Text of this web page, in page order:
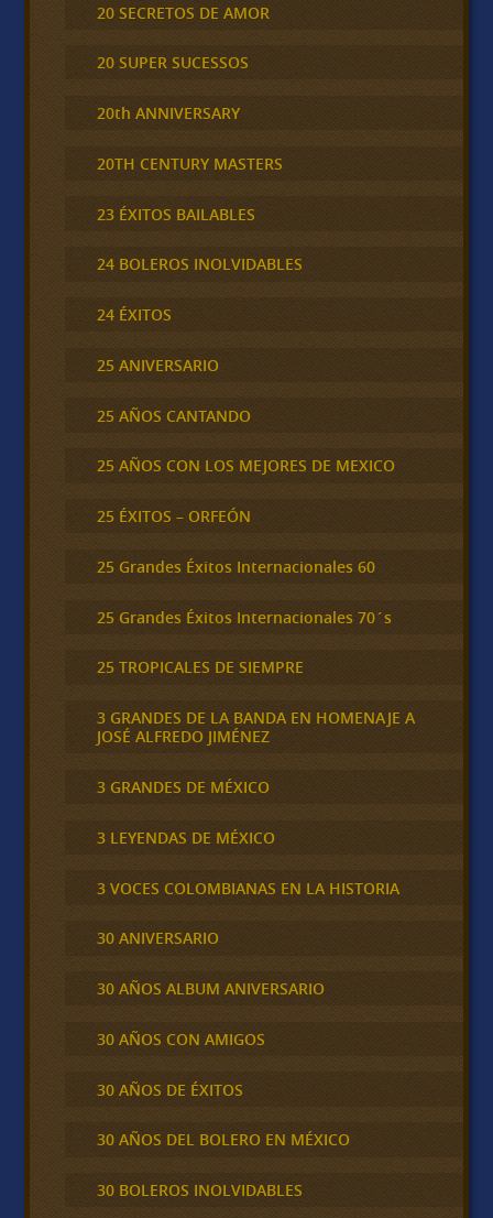
20 SECRETOS DE AMOR
20 SUPER SUCESSOS
20th ANNIVERSARY
20TH CENTURY MASTERS
23 ÉXITOS BAILABLES
24 BOLEROS INOLVIDABLES
24 ÉXITOS
25 ANIVERSARIO
25 AÑOS CANTANDO
25 AÑOS CON LOS MEJORES DE MEXICO
25 ÉXITOS – ORFEÓN
25 Grandes Éxitos Internacionales 60
25 Grandes Éxitos Internacionales 70´s
25 TROPICALES DE SIEMPRE
3 GRANDES DE LA BANDA EN HOMENAJE A
JOSÉ ALFREDO JIMÉNEZ
3 GRANDES DE MÉXICO
3 LEYENDAS DE MÉXICO
3 VOCES COLOMBIANAS EN LA HISTORIA
30 ANIVERSARIO
30 AÑOS ALBUM ANIVERSARIO
30 AÑOS CON AMIGOS
30 AÑOS DE ÉXITOS
30 AÑOS DEL BOLERO EN MÉXICO
30 BOLEROS INOLVIDABLES